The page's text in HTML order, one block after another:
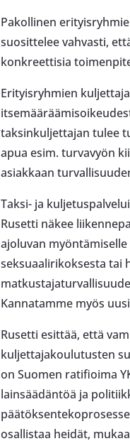
Pakollinen
suosittelee vahvasti,
konkreettisia
Erityisryhmien
taksinkuljettajan tulee
apua esim. turvavyön
asiakkaan
Taksi- ja
Rusetti näkee
ajoluvan
seksuaalirikoksesta tai
Kannatamme myös
Rusetti esittää, että
kuljettajakoulutusten
on Suomen ratifioima
lainsäädäntöä ja
osallistaa heidät,